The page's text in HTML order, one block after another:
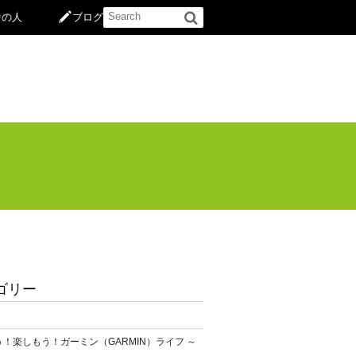
人 ブログ
リー
！楽しもう！ガーミン（GARMIN）ライフ ～